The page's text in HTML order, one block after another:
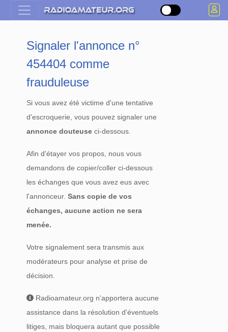
Signaler l'annonce n°
454404 comme
frauduleuse
Si vous avez été victime d'une tentative
d'escroquerie, vous pouvez signaler une
annonce douteuse ci-dessous.
Afin d'étayer vos propos, nous vous
demandons de copier/coller ci-dessous
les échanges que vous avez eus avec
l'annonceur.Sans copie de vos
échanges, aucune action ne sera
menée.
Votre signalement sera transmis aux
modérateurs pour analyse et prise de
décision.
Radioamateur.org n'apportera aucune
assistance dans la résolution d'éventuels
litiges, mais bloquera autant que possible